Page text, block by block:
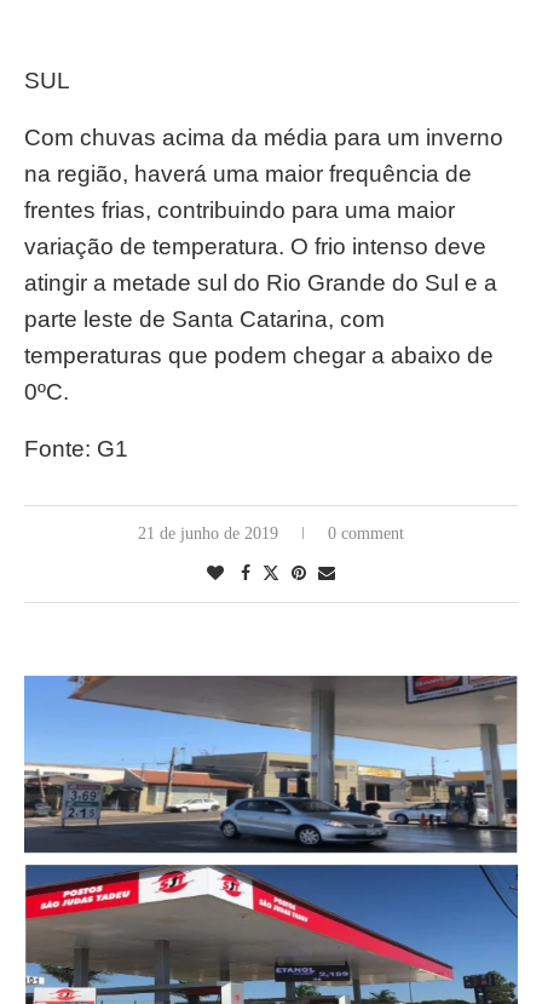
SUL
Com chuvas acima da média para um inverno
na região, haverá uma maior frequência de
frentes frias, contribuindo para uma maior
variação de temperatura. O frio intenso deve
atingir a metade sul do Rio Grande do Sul e a
parte leste de Santa Catarina, com
temperaturas que podem chegar a abaixo de
0ºC.
Fonte: G1
21 de junho de 2019 0 comment